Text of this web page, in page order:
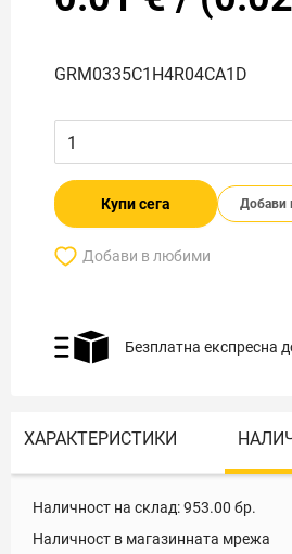
GRM0335C1H4R04CA1D
Купи сега Добави
Добави в любими
Безплатна експресна
ХАРАКТЕРИСТИКИ
Наличност на склад:953.00 бр.
Наличност в магазинната мрежа